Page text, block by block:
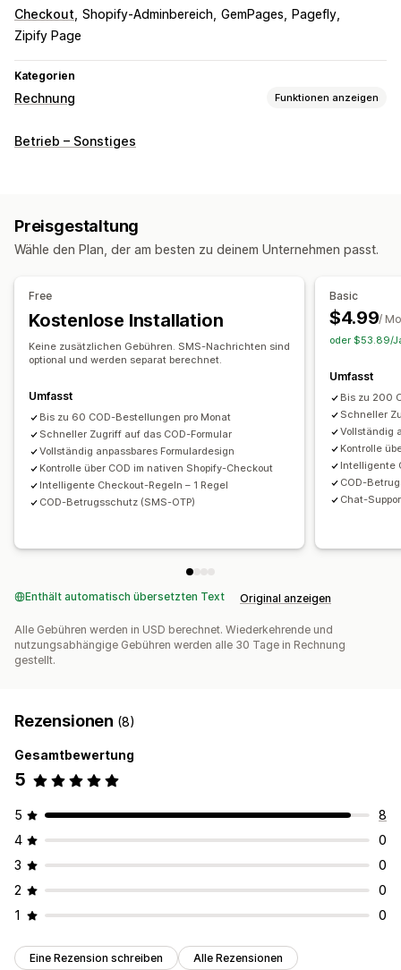
Checkout Shopify-Adminbereich GemPages
Pagefly
Zipify Page
Kategorien
Rechnung Funktionen anzeigen
COD-Management
SMS-Bestätigung
Drag-&-Drop-Editor
Schriftart und Farbe
Benutzerdefinierte Schaltflächen
Eingebettete Formulare Versandoptionen
Conversion und Upselling
Rabatte
One-Click-Bestellung Pixel-Tracking
Betrieb – Sonstiges
Preisgestaltung
Wähle den Plan, der am besten zu deinem Unternehmen passt.
Free
Kostenlose Installation
Keine zusätzlichen Gebühren. SMS-Nachrichten sind
optional und werden separat berechnet.
Umfasst
Bis zu 60 COD-Bestellungen pro Monat
Schneller Zugriff auf das COD-Formular
Vollständig anpassbares Formulardesign
Kontrolle über COD im nativen Shopify-Checkout
Intelligente Checkout-Regeln – 1 Regel
COD-Betrugsschutz (SMS-OTP)
Basic
$4.99/
oder $53.89/
Umfasst
Bis zu 200
Schneller
Vollständig
Kontrolle
Intelligente
COD-
Chat-
Enthält automatisch übersetzten Text Original anzeigen
Alle Gebühren werden in USD berechnet. Wiederkehrende und
nutzungsabhängige Gebühren werden alle 30 Tage in Rechnung
gestellt.
Rezensionen (8)
Gesamtbewertung
5
5
8
4
0
3
0
2
0
1
0
Eine Rezension schreiben Alle Rezensionen